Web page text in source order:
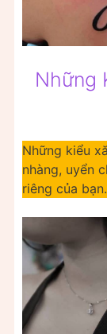
Những
Những kiểu
nhàng, uyển
riêng của bạn.